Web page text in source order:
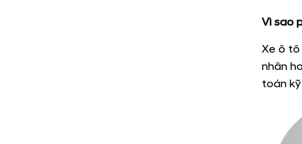
Vì sao
Xe ô
nhân
toán